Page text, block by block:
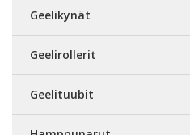
Geelikynät
Geelirollerit
Geelituubit